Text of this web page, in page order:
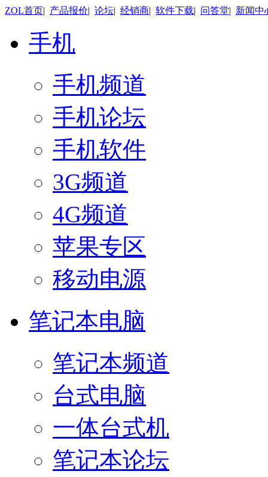
ZOL首页| 产品报价| 论坛| 经销商| 软件下载| 问答堂| 新闻中
手机
手机频道
手机论坛
手机软件
3G频道
4G频道
苹果专区
移动电源
笔记本电脑
笔记本频道
台式电脑
一体台式机
笔记本论坛